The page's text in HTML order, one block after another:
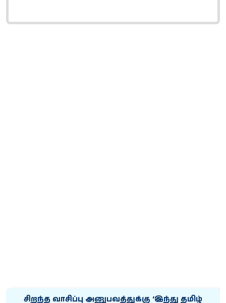
சிறந்த வாசிப்பு அனுபவத்துக்கு ‘இந்து தமிழ்